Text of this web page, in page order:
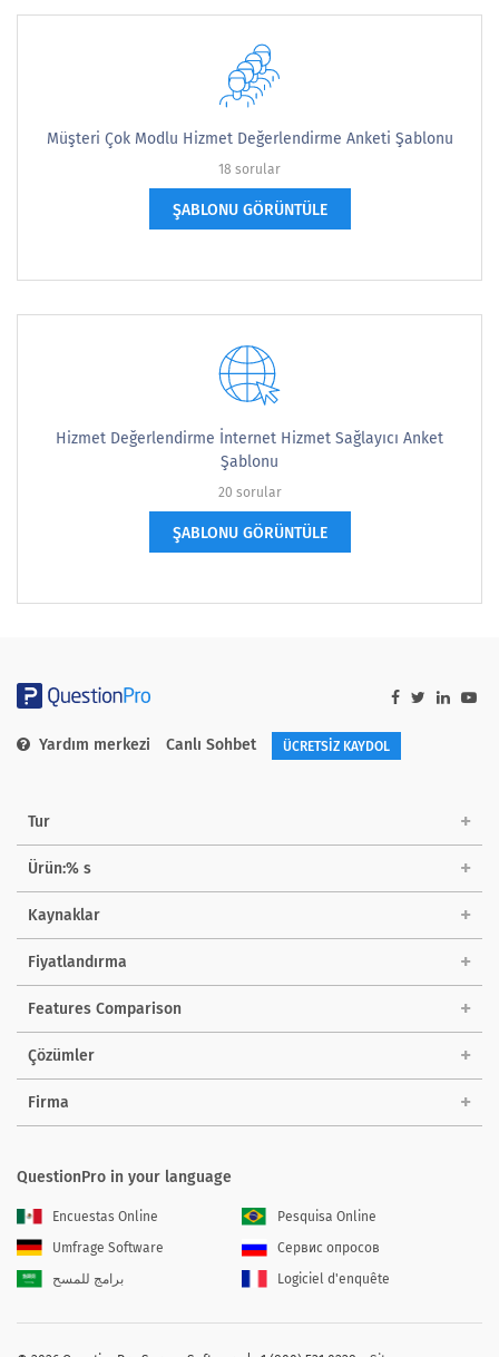
Müşteri Çok Modlu Hizmet Değerlendirme Anketi Şablonu
18 sorular
ŞABLONU GÖRÜNTÜLE
Hizmet Değerlendirme İnternet Hizmet Sağlayıcı Anket
Şablonu
20 sorular
ŞABLONU GÖRÜNTÜLE
Yardım merkezi Canlı Sohbet ÜCRETSİZ KAYDOL
Tur
Ürün:% s
Kaynaklar
Fiyatlandırma
Features Comparison
Çözümler
Firma
QuestionPro in your language
Encuestas Online
Pesquisa Online
Umfrage Software
Сервис опросов
برامج للمسح
Logiciel d'enquête